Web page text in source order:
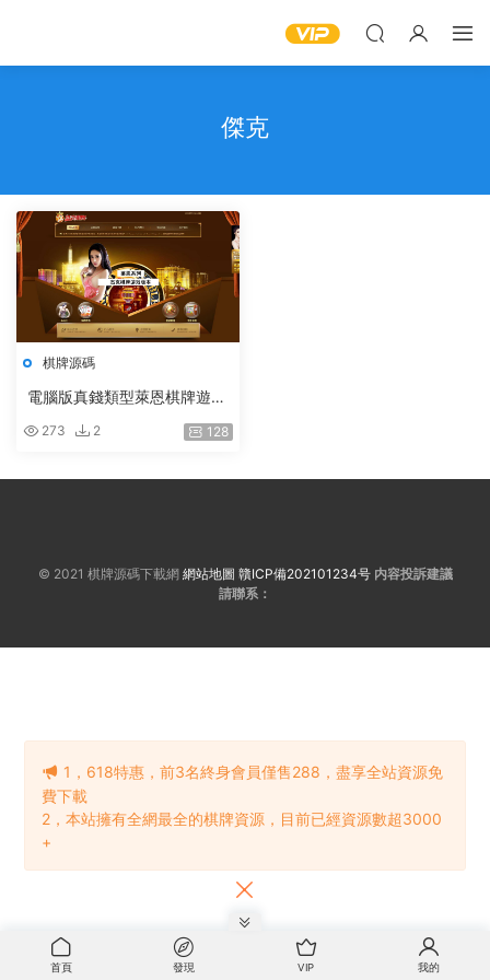
傑克
棋牌源碼
電腦版真錢類型萊恩棋牌遊戲
273 2 128
© 2021 棋牌源碼下載網 網站地圖 贛ICP備202101234号 内容投訴建議
請聯系：
首頁 發現 VIP 我的
1，618特惠，前3名終身會員僅售288，盡享全站資源免
費下載
2，本站擁有全網最全的棋牌資源，目前已經資源數超3000
+